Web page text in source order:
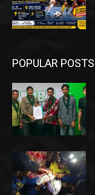
POPULAR POSTS